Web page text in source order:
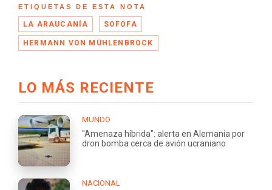
ETIQUETAS DE ESTA NOTA
LA ARAUCANÍA SOFOFA
HERMANN VON MÜHLENBROCK
LO MÁS RECIENTE
MUNDO
"Amenaza híbrida": alerta en Alemania por
dron bomba cerca de avión ucraniano
NACIONAL